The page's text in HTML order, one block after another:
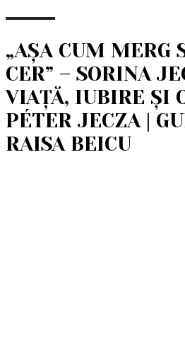
„AȘA CUM MERG
CER” – SORINA
VIAȚĂ, IUBIRE ȘI
PÉTER JECZA |
RAISA BEICU